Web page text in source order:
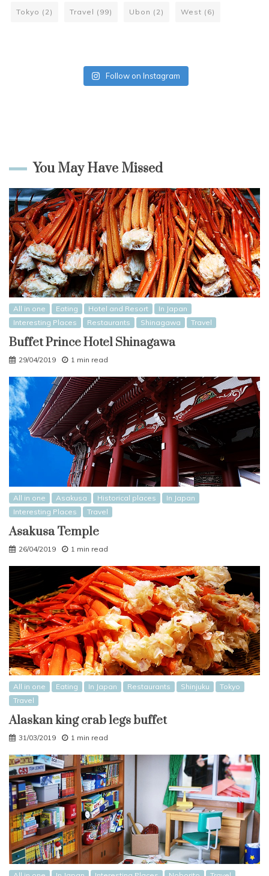
Tokyo (2) Travel (99) Ubon (2) West (6)
Follow on Instagram
You May Have Missed
All in one Eating Hotel and Resort
In Japan
Interesting Places
Restaurants Shinagawa Travel
Buffet Prince Hotel Shinagawa
29/04/2019 1 min read
All in one Asakusa Historical places
In Japan
Interesting Places
Travel
Asakusa Temple
26/04/2019 1 min read
All in one Eating In Japan Restaurants Shinjuku
Tokyo
Travel
Alaskan king crab legs buffet
31/03/2019 1 min read